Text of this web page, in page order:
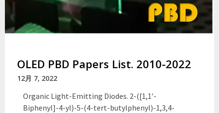
OLED PBD Papers List. 2010-2022
12月 7, 2022
Organic Light-Emitting Diodes. 2-([1,1′-
Biphenyl]-4-yl)-5-(4-tert-butylphenyl)-1,3,4-